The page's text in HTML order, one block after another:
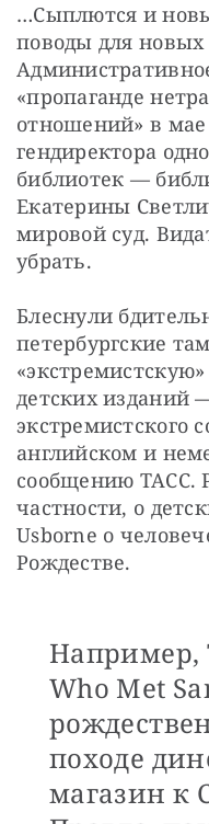
…Сыплются и
поводы для новых
«пропаганде
отношений» в
гендиректора
библиотек —
Екатерины
мировой суд.
убрать.
Блеснули
петербургские
детских изданий
экстремистского
английском и
сообщению ТАСС.
частности, о
Usborne о
Рождестве.
Например,
Who Met
походе
магазин к